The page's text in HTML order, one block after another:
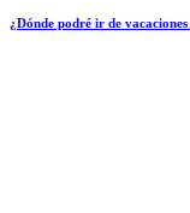
¿Dónde podré ir de